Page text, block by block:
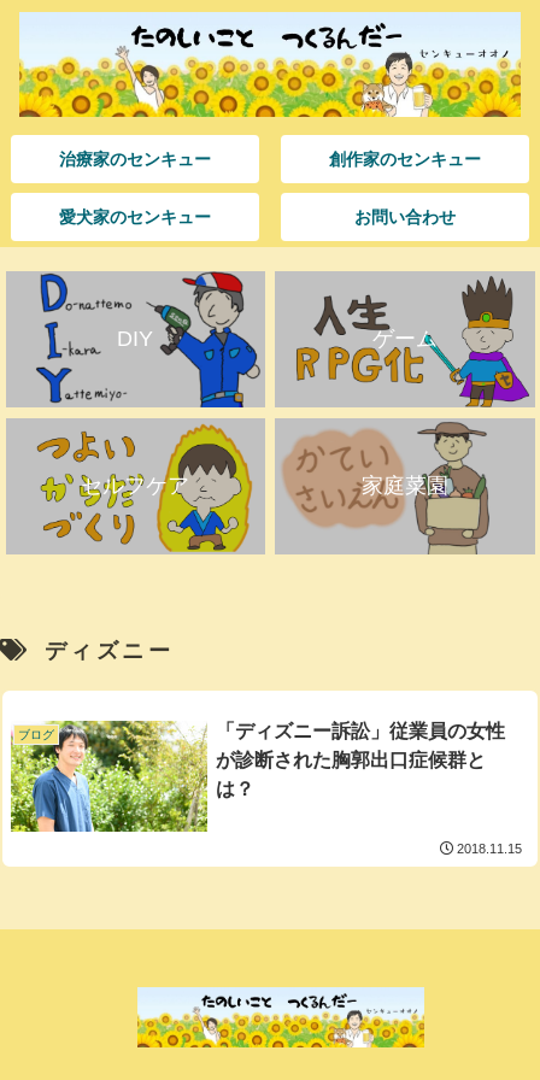
治療家のセンキュー 創作家のセンキュー
愛犬家のセンキュー お問い合わせ
DIY ゲーム
セルフケア 家庭菜園
ディズニー
ブログ
「ディズニー訴訟」従業員の女性
が診断された胸郭出口症候群と
は？
2018.11.15